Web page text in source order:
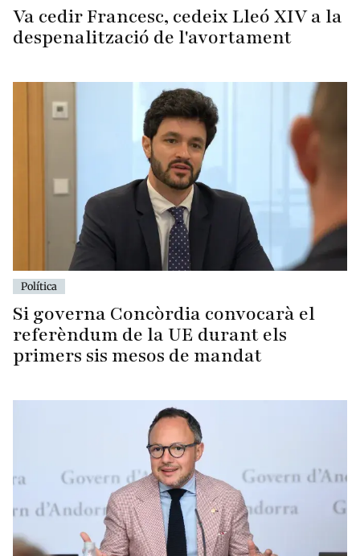
Va cedir Francesc, cedeix Lleó XIV a la
despenalització de l'avortament
Política
Si governa Concòrdia convocarà el
referèndum de la UE durant els
primers sis mesos de mandat